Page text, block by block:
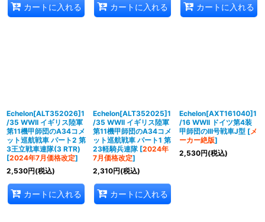
カートに入れる カートに入れる カートに入れる
Echelon[ALT352026]1
/35 WWII イギリス陸軍
第11機甲師団のA34コメ
ット巡航戦車 パート2 第
3王立戦車連隊(3 RTR)
[2024年7月価格改定]
2,530円(税込)
カートに入れる
Echelon[ALT352025]1
/35 WWII イギリス陸軍
第11機甲師団のA34コメ
ット巡航戦車 パート1 第
23軽騎兵連隊 [2024年
7月価格改定]
2,310円(税込)
カートに入れる
Echelon[AXT161040]1
/16 WWII ドイツ第4装
甲師団のIII号戦車J型 [メ
ーカー絶版]
2,530円(税込)